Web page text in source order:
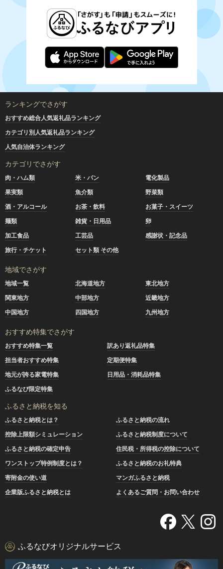
ランキングでさがす
おすすめ総合人気返礼品ランキング
カテゴリ別人気返礼品ランキング
人気自治体ランキング
カテゴリでさがす
肉・ハム類 米・パン
電化製品
果実類
魚介類
野菜類
酒・アルコール
お茶・飲料
お菓子・スイーツ
麺類
雑貨・日用品
卵
加工食品
工芸品
感謝状・記念品
旅行・チケット
セット類 その他
地域でさがす
地域一覧 北海道地方
東北地方
関東地方
中部地方
近畿地方
中国地方
四国地方 九州地方
おすすめ特集でさがす
おすすめ特集一覧
訳あり返礼品特集
担当者おすすめ特集
定期便特集
地元が誇る家電特集
日用品・消耗品特集
ふるなび限定特集
ふるさと納税を知る
ふるさと納税とは？
ふるさと納税の流れ
控除上限額シミュレーション
ふるさと納税制度について
ふるさと納税の確定申告
住民税・所得税の控除について
ワンストップ特例制度とは？
ふるさと納税のお礼特典
寄附金の使い道
マンガふるさと納税
企業版ふるさと納税とは
よくあるご質問・お問い合わせ
ふるなびオリジナルサービス